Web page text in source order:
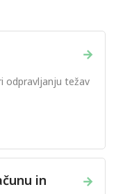
→
odpravljanju težav
→
in